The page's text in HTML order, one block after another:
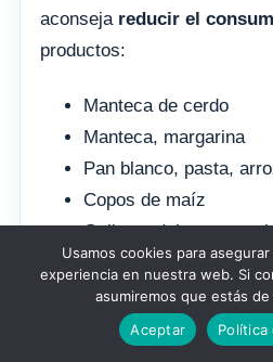
aconseja reducir el
productos:
Manteca de cerdo
Manteca, margarina
Pan blanco, pasta,
Copos de maíz
Galletas dulces,
Chocolate, patatas
Pasteles
Salchichas,
Usamos cookies para
experiencia en nuestra web. Si
asumiremos que estás
Aceptar
Política